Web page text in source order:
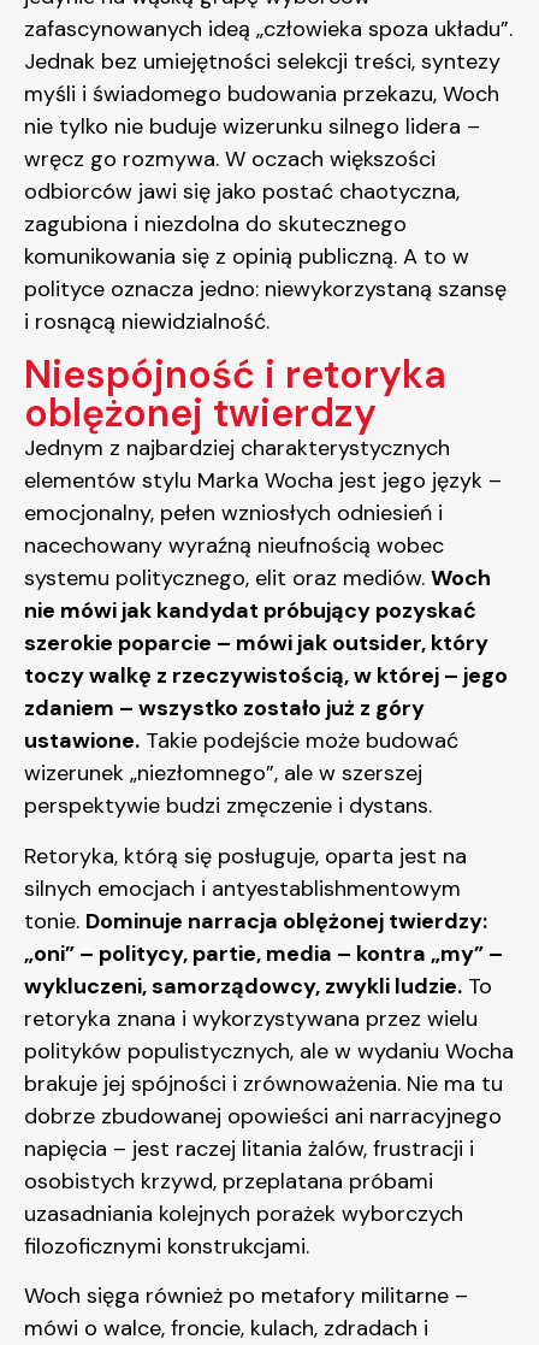
zafascynowanych ideą „człowieka spoza układu”.
Jednak bez umiejętności selekcji treści, syntezy
myśli i świadomego budowania przekazu, Woch
nie tylko nie buduje wizerunku silnego lidera –
wręcz go rozmywa. W oczach większości
odbiorców jawi się jako postać chaotyczna,
zagubiona i niezdolna do skutecznego
komunikowania się z opinią publiczną. A to w
polityce oznacza jedno: niewykorzystaną szansę
i rosnącą niewidzialność.
Niespójność i retoryka
oblężonej twierdzy
Jednym z najbardziej charakterystycznych
elementów stylu Marka Wocha jest jego język –
emocjonalny, pełen wzniosłych odniesień i
nacechowany wyraźną nieufnością wobec
systemu politycznego, elit oraz mediów. Woch
nie mówi jak kandydat próbujący pozyskać
szerokie poparcie – mówi jak outsider, który
toczy walkę z rzeczywistością, w której – jego
zdaniem – wszystko zostało już z góry
ustawione. Takie podejście może budować
wizerunek „niezłomnego”, ale w szerszej
perspektywie budzi zmęczenie i dystans.
Retoryka, którą się posługuje, oparta jest na
silnych emocjach i antyestablishmentowym
tonie. Dominuje narracja oblężonej twierdzy:
„oni” – politycy, partie, media – kontra „my” –
wykluczeni, samorządowcy, zwykli ludzie. To
retoryka znana i wykorzystywana przez wielu
polityków populistycznych, ale w wydaniu Wocha
brakuje jej spójności i zrównoważenia. Nie ma tu
dobrze zbudowanej opowieści ani narracyjnego
napięcia – jest raczej litania żalów, frustracji i
osobistych krzywd, przeplatana próbami
uzasadniania kolejnych porażek wyborczych
filozoficznymi konstrukcjami.
Woch sięga również po metafory militarne –
mówi o walce, froncie, kulach, zdradach i